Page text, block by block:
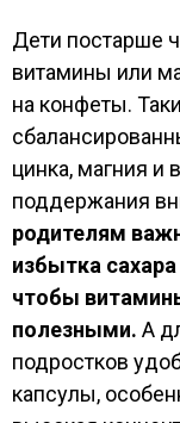
Дети постарше
витамины или
на конфеты.
цинка, магния и
поддержания
родителям
избытка
чтобы
полезными. А
подростков
капсулы,